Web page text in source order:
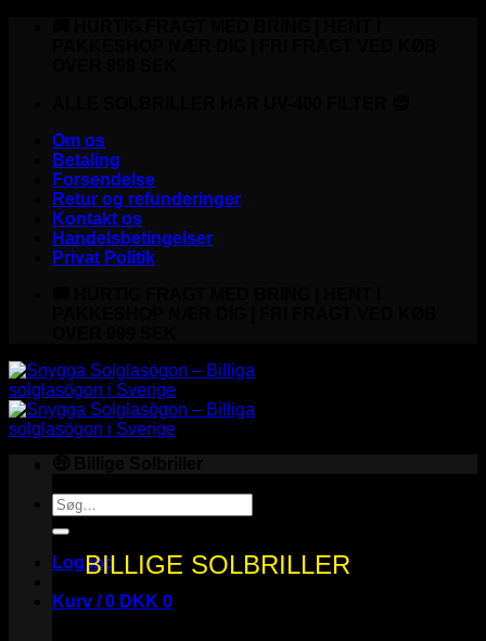
Om os
Betaling
Forsendelse
Retur og refunderinger
Kontakt os
Handelsbetingelser
Privat Politik
Søg
efter:
Log ind
Kurv /0 DKK 0
BILLIGE SOLBRILLER